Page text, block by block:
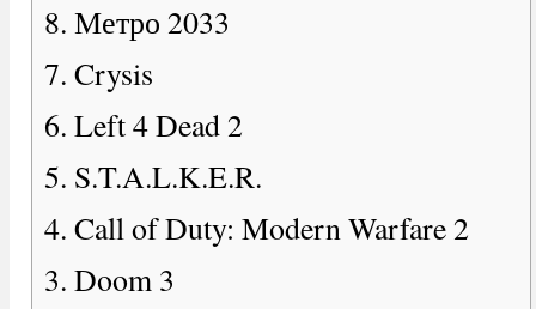
8. Метро 2033
7. Crysis
6. Left 4 Dead 2
5. S.T.A.L.K.E.R.
4. Call of Duty: Modern Warfare 2
3. Doom 3